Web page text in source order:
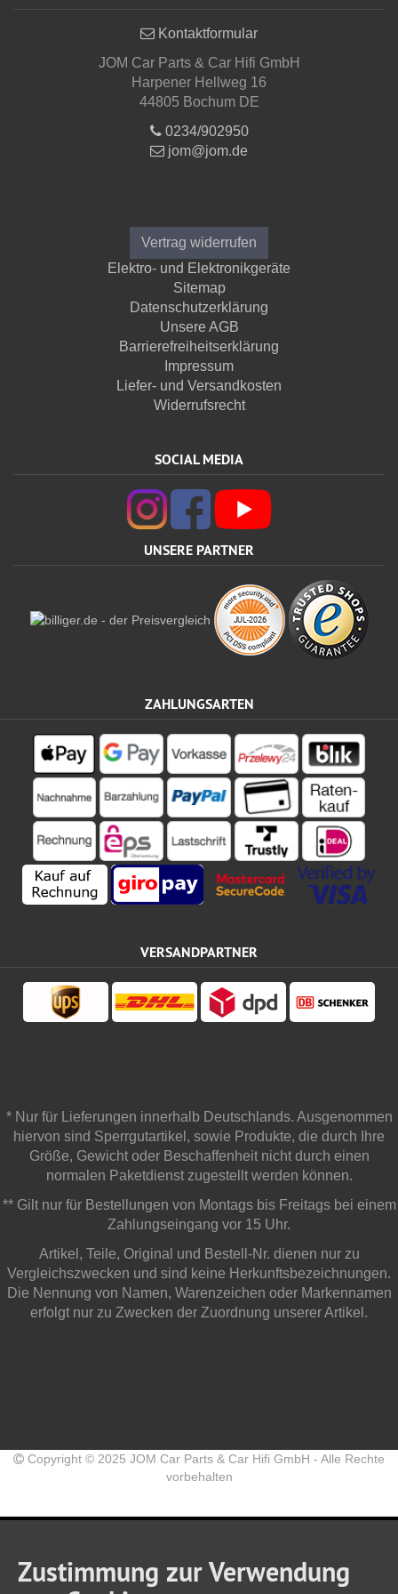
Kontaktformular
JOM Car Parts & Car Hifi GmbH
Harpener Hellweg 16
44805 Bochum DE
0234/902950
jom@jom.de
Vertrag widerrufen
Elektro- und Elektronikgeräte
Sitemap
Datenschutzerklärung
Unsere AGB
Barrierefreiheitserklärung
Impressum
Liefer- und Versandkosten
Widerrufsrecht
SOCIAL MEDIA
UNSERE PARTNER
ZAHLUNGSARTEN
VERSANDPARTNER
* Nur für Lieferungen innerhalb Deutschlands. Ausgenommen
hiervon sind Sperrgutartikel, sowie Produkte, die durch Ihre
Größe, Gewicht oder Beschaffenheit nicht durch einen
normalen Paketdienst zugestellt werden können.
** Gilt nur für Bestellungen von Montags bis Freitags bei einem
Zahlungseingang vor 15 Uhr.
Artikel, Teile, Original und Bestell-Nr. dienen nur zu
Vergleichszwecken und sind keine Herkunftsbezeichnungen.
Die Nennung von Namen, Warenzeichen oder Markennamen
erfolgt nur zu Zwecken der Zuordnung unserer Artikel.
Copyright © 2025 JOM Car Parts & Car Hifi GmbH - Alle Rechte
vorbehalten
Zustimmung zur Verwendung